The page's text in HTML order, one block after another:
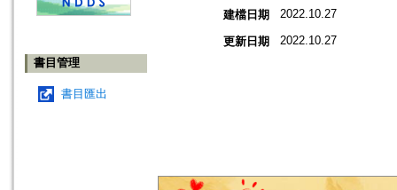
書目管理
書目匯出
建檔日期 2022.10.27
更新日期 2022.10.27